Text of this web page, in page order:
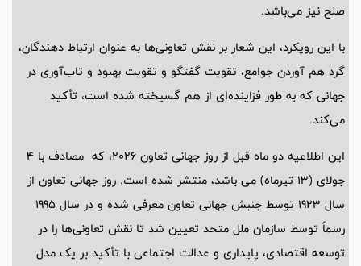
صلح نیز می‌باشد.
با این رویکرد، این شعار بر نقش تعاونی‌ها به عنوان ارتباط دهندگان،
گرد هم آوردن جوامع، تقویت گفتگو و تقویت بهبود و تاب‌آوری در
جهانی که به طور فزاینده‌ای از هم گسیخته شده است، تأکید
می‌کند.
این اطلاعیه دو ماه قبل از روز جهانی تعاون 2026، که مصادف با 4
جولای (13 تیرماه) می باشد، منتشر شده است. روز جهانی تعاون از
سال 1923 توسط جنبش جهانی تعاون معرفی شده و در سال 1995
رسماً توسط سازمان ملل متحد تعیین شد تا نقش تعاونی‌ها را در
توسعه اقتصادی، پایداری و عدالت اجتماعی با تأکید بر یک مدل